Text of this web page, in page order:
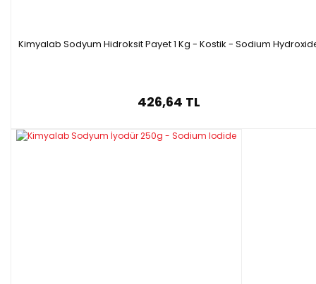
Kimyalab Sodyum Hidroksit Payet 1 Kg - Kostik - Sodium
426,64 TL